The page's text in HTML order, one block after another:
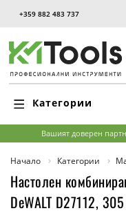
+359 882 483 737
Категории
Вашият доверен
Начало Категории
Настолен
DeWALT D27112,